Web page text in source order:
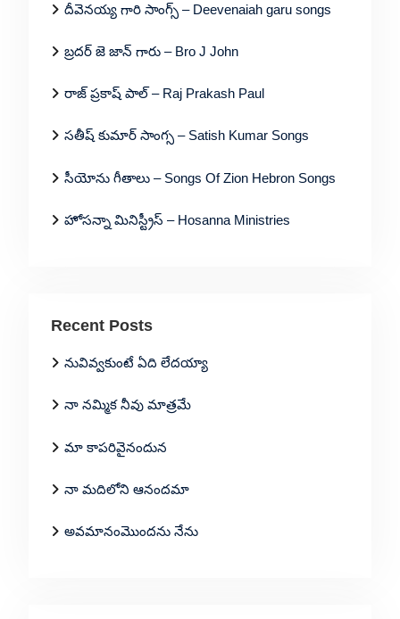
దీవెనయ్య గారి సాంగ్స్ – Deevenaiah garu songs
బ్రదర్ జె జాన్ గారు – Bro J John
రాజ్ ప్రకాష్ పాల్ – Raj Prakash Paul
సతీష్ కుమార్ సాంగ్స – Satish Kumar Songs
సీయోను గీతాలు – Songs Of Zion Hebron Songs
హోసన్నా మినిస్ట్రీస్ – Hosanna Ministries
Recent Posts
నువివ్వకుంటే ఏది లేదయ్యా
నా నమ్మిక నీవు మాత్రమే
మా కాపరివైనందున
నా మదిలోని ఆనందమా
అవమానంమొందను నేను